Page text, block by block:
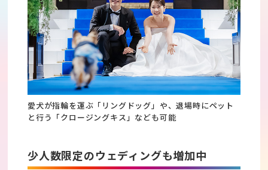
愛犬が指輪を運ぶ「リングドッグ」や、退場時にペット
と行う「クロージングキス」なども可能
少人数限定のウェディングも増加中